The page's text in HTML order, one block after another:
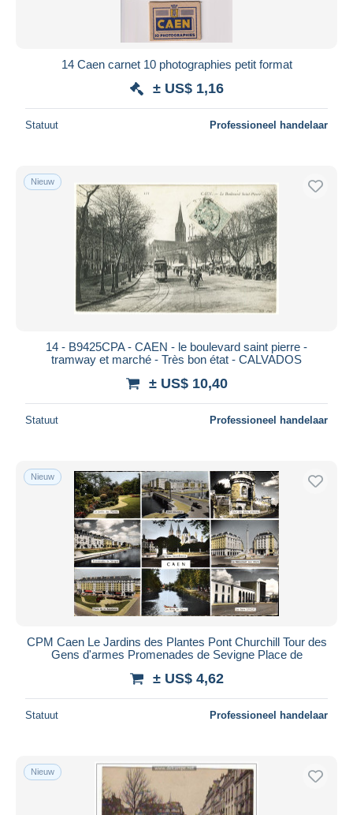
14 Caen carnet 10 photographies petit format
± US$ 1,16
Statuut Professioneel handelaar
Nieuw
14 - B9425CPA - CAEN - le boulevard saint pierre -
tramway et marché - Très bon état - CALVADOS
± US$ 10,40
Statuut Professioneel handelaar
Nieuw
CPM Caen Le Jardins des Plantes Pont Churchill Tour des
Gens d'armes Promenades de Sevigne Place de
± US$ 4,62
Statuut Professioneel handelaar
Nieuw